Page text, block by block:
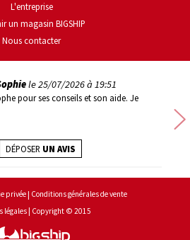
L'entreprise
un magasin BIGSHIP
Nous contacter
le25/07/2026 à 19:51
pour ses conseils et son aide. Je
DÉPOSER UN AVIS
privée
Conditions générales de vente
légales
Copyright © 2015